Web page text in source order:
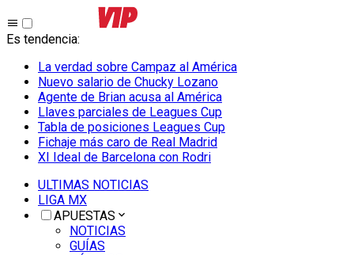
Es tendencia:
La verdad sobre Campaz al América
Nuevo salario de Chucky Lozano
Agente de Brian acusa al América
Llaves parciales de Leagues Cup
Tabla de posiciones Leagues Cup
Fichaje más caro de Real Madrid
XI Ideal de Barcelona con Rodri
ULTIMAS NOTICIAS
LIGA MX
APUESTAS
NOTICIAS
GUÍAS